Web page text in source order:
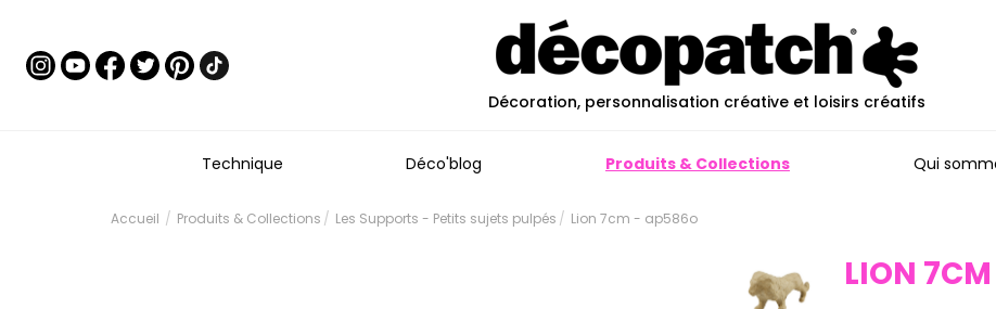
Décoration, personnalisation créative et loisirs créatifs
Technique Déco'blog Produits & Collections Qui
Accueil Produits & Collections Les Supports - Petits sujets pulpés Lion 7cm - ap586o
LION 7CM